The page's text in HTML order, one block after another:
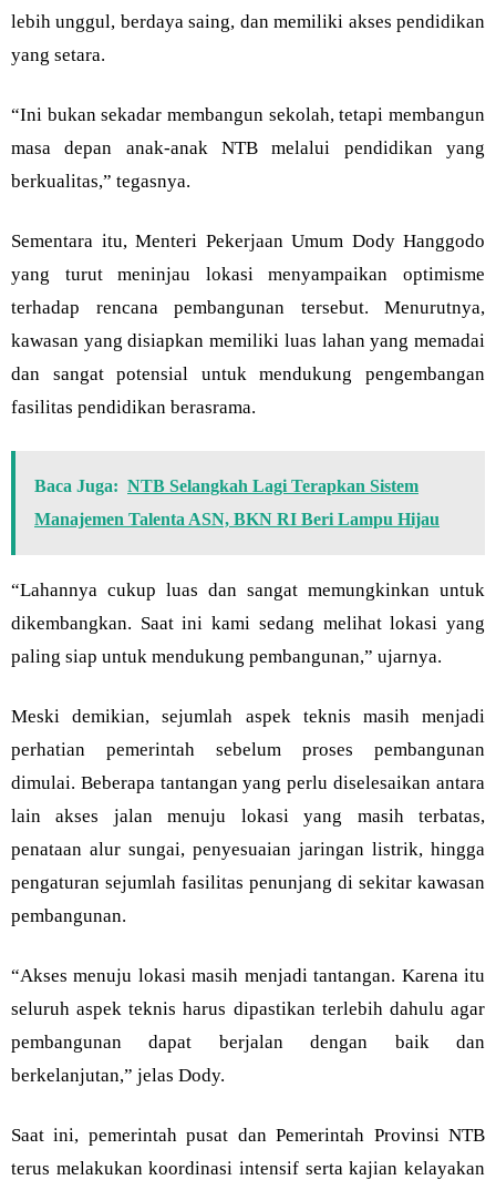
lebih unggul, berdaya saing, dan memiliki akses pendidikan
yang setara.
“Ini bukan sekadar membangun sekolah, tetapi membangun
masa depan anak-anak NTB melalui pendidikan yang
berkualitas,” tegasnya.
Sementara itu, Menteri Pekerjaan Umum Dody Hanggodo
yang turut meninjau lokasi menyampaikan optimisme
terhadap rencana pembangunan tersebut. Menurutnya,
kawasan yang disiapkan memiliki luas lahan yang memadai
dan sangat potensial untuk mendukung pengembangan
fasilitas pendidikan berasrama.
Baca Juga: NTB Selangkah Lagi Terapkan Sistem
Manajemen Talenta ASN, BKN RI Beri Lampu Hijau
“Lahannya cukup luas dan sangat memungkinkan untuk
dikembangkan. Saat ini kami sedang melihat lokasi yang
paling siap untuk mendukung pembangunan,” ujarnya.
Meski demikian, sejumlah aspek teknis masih menjadi
perhatian pemerintah sebelum proses pembangunan
dimulai. Beberapa tantangan yang perlu diselesaikan antara
lain akses jalan menuju lokasi yang masih terbatas,
penataan alur sungai, penyesuaian jaringan listrik, hingga
pengaturan sejumlah fasilitas penunjang di sekitar kawasan
pembangunan.
“Akses menuju lokasi masih menjadi tantangan. Karena itu
seluruh aspek teknis harus dipastikan terlebih dahulu agar
pembangunan dapat berjalan dengan baik dan
berkelanjutan,” jelas Dody.
Saat ini, pemerintah pusat dan Pemerintah Provinsi NTB
terus melakukan koordinasi intensif serta kajian kelayakan